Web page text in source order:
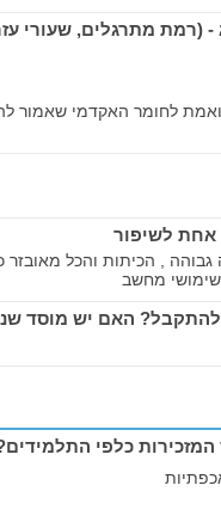
(רמת מתרגלים, שעורי
לחומר האקדמי שאמור
אחת לשיפור
, הכיתות והכל מאובזר
שימושי מחשב
להתקבל? האם יש מוסד
כלפי